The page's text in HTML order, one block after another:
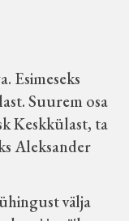
Esimeseks
Suurem osa
Keskkülast, ta
Aleksander
välja